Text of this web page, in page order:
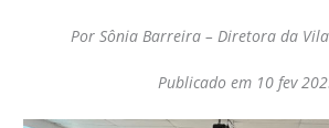
Por Sônia Barreira – Diretora da
Publicado em 10 fev